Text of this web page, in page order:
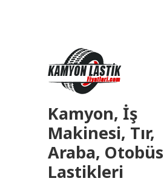
Kamyon, İş
Makinesi, Tır,
Araba, Otobüs
Lastikleri